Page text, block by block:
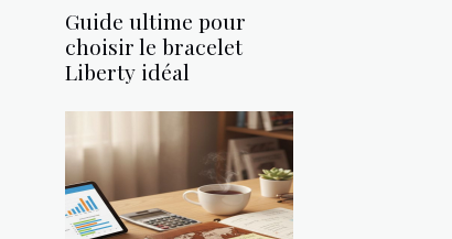
Guide ultime pour
choisir le bracelet
Liberty idéal